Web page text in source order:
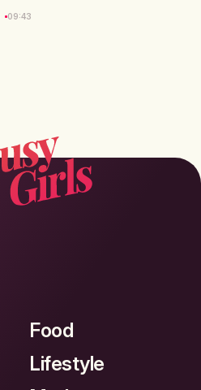
09:43
Food
Lifestyle